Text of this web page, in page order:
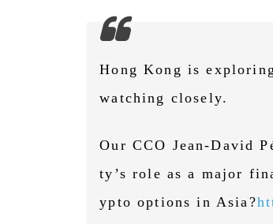
Hong Kong is
watching closely.
Our CCO Jean-David
ty’s role as a major
ypto options in Asia?